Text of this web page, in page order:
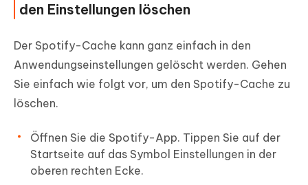
den Einstellungen löschen
Der Spotify-Cache kann ganz einfach in den
Anwendungseinstellungen gelöscht werden. Gehen
Sie einfach wie folgt vor, um den Spotify-Cache zu
löschen.
Öffnen Sie die Spotify-App. Tippen Sie auf der
Startseite auf das Symbol Einstellungen in der
oberen rechten Ecke.